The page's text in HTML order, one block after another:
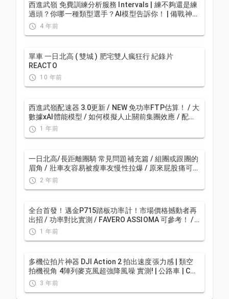
西進武嶺 免費訓練分析服務 Intervals | 練不夠還是練
過頭？你哪一種類型選手？AI模型告訴你！ | 備戰神器
4 年前
單車 一日北高 ( 雙城 ) 肥宅雙人瘋狂行 紀錄片
REACTO
10 年前
西進武嶺配速器 3.0更新 / NEW 免功率FTP估算！ / 大
數據xAI體能模型 / 如何模擬人止關前集團效應 / 配速
儲存功能 / AI全台自行車賽事行事曆 / 公路車 / CT
Yeh
1 年前
一日北高/長距離團騎 常見問題補充篇 / 組團或跟團的
眉角 / 壯車友容易被瘦車友慢性拉爆 / 原來屁股痛可能
是這個原因...？ / 風場配速法 / 公路車 / CT Yeh
2 年前
全台首發！邁金P715踏板功率計！市場價格撼動者再
出招 / 功率對比實測 / FAVERO ASSIOMA 可參考！ /
公路車 / CT Yeh
1 年前
多機位拍片神器 DJI Action 2 拍出速度張力感 | 類空
拍機視角 4陣列麥克風超強降風噪 實測! | 公路車 | CT
Yeh3 年前